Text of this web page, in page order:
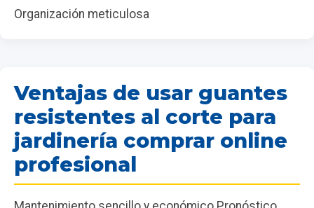
Organización meticulosa
Ventajas de usar guantes
resistentes al corte para
jardinería comprar online
profesional